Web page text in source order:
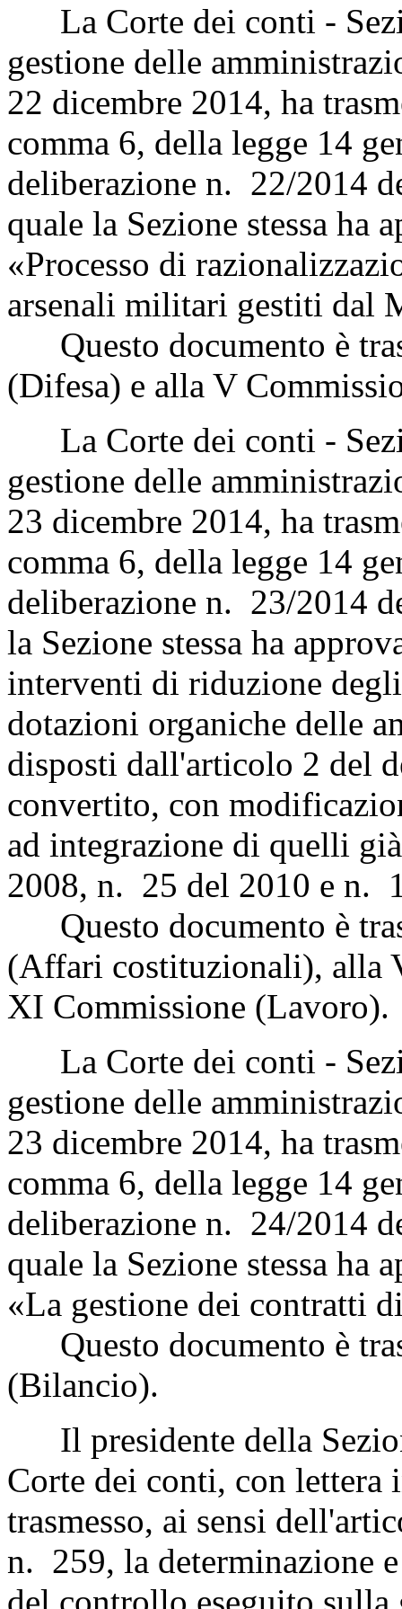
La Corte dei conti -
gestione delle
22 dicembre 2014, ha
comma 6, della legge 14
deliberazione n. 22/2014
quale la Sezione stessa ha
«Processo di
arsenali militari gestiti dal
Questo documento è
(Difesa) e alla V
La Corte dei conti -
gestione delle
23 dicembre 2014, ha
comma 6, della legge 14
deliberazione n. 23/2014
la Sezione stessa ha
interventi di riduzione
dotazioni organiche delle
disposti dall'articolo 2 del
convertito, con
ad integrazione di quelli
2008, n. 25 del 2010 e n.
Questo documento è
(Affari costituzionali), alla
XI Commissione (Lavoro).
La Corte dei conti -
gestione delle
23 dicembre 2014, ha
comma 6, della legge 14
deliberazione n. 24/2014
quale la Sezione stessa ha
«La gestione dei contratti
Questo documento è
(Bilancio).
Il presidente della
Corte dei conti, con lettera
trasmesso, ai sensi
n. 259, la determinazione
del controllo eseguito